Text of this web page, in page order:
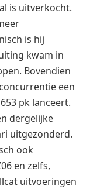
is uitverkocht.
is hij
kwam in
Bovendien
een
pk lanceert.
dergelijke
uitgezonderd.
ook
en zelfs,
uitvoeringen